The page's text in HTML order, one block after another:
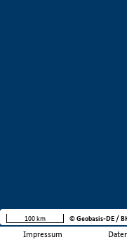
Impressum
100 km © Geobasis-DE /